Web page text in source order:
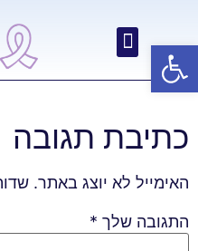
פתח סרגל נגישות
כתיבת תגובה
האימייל לא יוצג באתר.
התגובה שלך *